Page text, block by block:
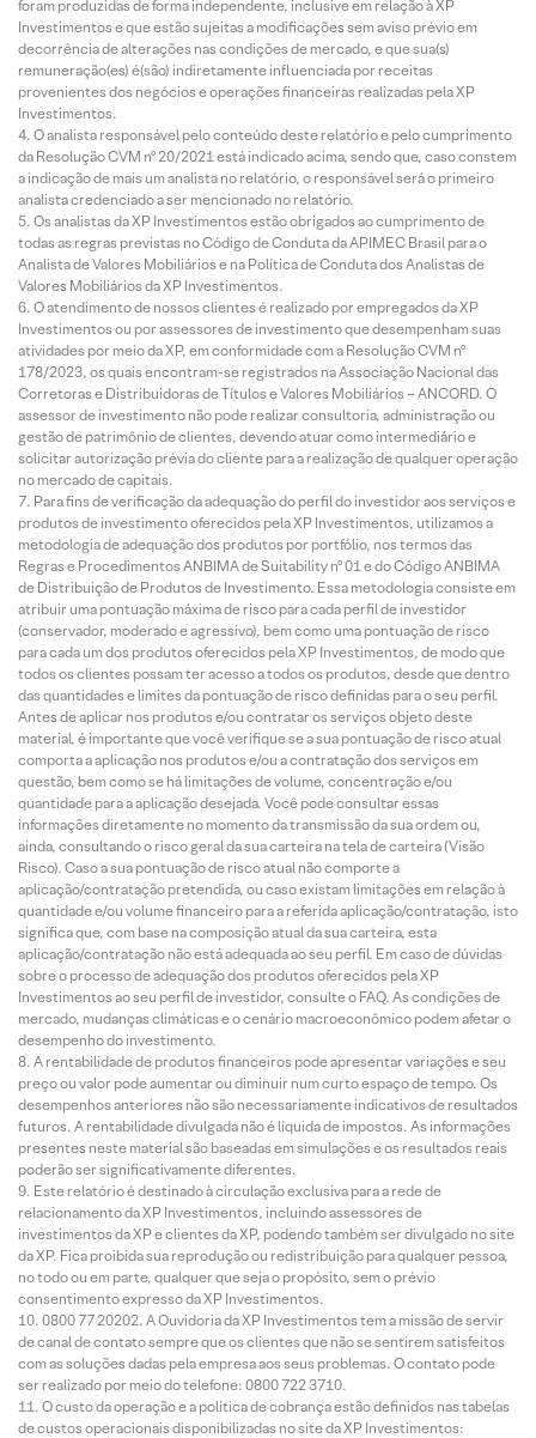
foram produzidas de forma independente, inclusive em relação à XP
Investimentos e que estão sujeitas a modificações sem aviso prévio em
decorrência de alterações nas condições de mercado, e que sua(s)
remuneração(es) é(são) indiretamente influenciada por receitas
provenientes dos negócios e operações financeiras realizadas pela XP
Investimentos.
O analista responsável pelo conteúdo deste relatório e pelo cumprimento
da Resolução CVM nº 20/2021 está indicado acima, sendo que, caso constem
a indicação de mais um analista no relatório, o responsável será o primeiro
analista credenciado a ser mencionado no relatório.
Os analistas da XP Investimentos estão obrigados ao cumprimento de
todas as regras previstas no Código de Conduta da APIMEC Brasil para o
Analista de Valores Mobiliários e na Política de Conduta dos Analistas de
Valores Mobiliários da XP Investimentos.
O atendimento de nossos clientes é realizado por empregados da XP
Investimentos ou por assessores de investimento que desempenham suas
atividades por meio da XP, em conformidade com a Resolução CVM nº
178/2023, os quais encontram-se registrados na Associação Nacional das
Corretoras e Distribuidoras de Títulos e Valores Mobiliários – ANCORD. O
assessor de investimento não pode realizar consultoria, administração ou
gestão de patrimônio de clientes, devendo atuar como intermediário e
solicitar autorização prévia do cliente para a realização de qualquer operação
no mercado de capitais.
Para fins de verificação da adequação do perfil do investidor aos serviços e
produtos de investimento oferecidos pela XP Investimentos, utilizamos a
metodologia de adequação dos produtos por portfólio, nos termos das
Regras e Procedimentos ANBIMA de Suitability nº 01 e do Código ANBIMA
de Distribuição de Produtos de Investimento. Essa metodologia consiste em
atribuir uma pontuação máxima de risco para cada perfil de investidor
(conservador, moderado e agressivo), bem como uma pontuação de risco
para cada um dos produtos oferecidos pela XP Investimentos, de modo que
todos os clientes possam ter acesso a todos os produtos, desde que dentro
das quantidades e limites da pontuação de risco definidas para o seu perfil.
Antes de aplicar nos produtos e/ou contratar os serviços objeto deste
material, é importante que você verifique se a sua pontuação de risco atual
comporta a aplicação nos produtos e/ou a contratação dos serviços em
questão, bem como se há limitações de volume, concentração e/ou
quantidade para a aplicação desejada. Você pode consultar essas
informações diretamente no momento da transmissão da sua ordem ou,
ainda, consultando o risco geral da sua carteira na tela de carteira (Visão
Risco). Caso a sua pontuação de risco atual não comporte a
aplicação/contratação pretendida, ou caso existam limitações em relação à
quantidade e/ou volume financeiro para a referida aplicação/contratação, isto
significa que, com base na composição atual da sua carteira, esta
aplicação/contratação não está adequada ao seu perfil. Em caso de dúvidas
sobre o processo de adequação dos produtos oferecidos pela XP
Investimentos ao seu perfil de investidor, consulte o FAQ. As condições de
mercado, mudanças climáticas e o cenário macroeconômico podem afetar o
desempenho do investimento.
A rentabilidade de produtos financeiros pode apresentar variações e seu
preço ou valor pode aumentar ou diminuir num curto espaço de tempo. Os
desempenhos anteriores não são necessariamente indicativos de resultados
futuros. A rentabilidade divulgada não é líquida de impostos. As informações
presentes neste material são baseadas em simulações e os resultados reais
poderão ser significativamente diferentes.
Este relatório é destinado à circulação exclusiva para a rede de
relacionamento da XP Investimentos, incluindo assessores de
investimentos da XP e clientes da XP, podendo também ser divulgado no site
da XP. Fica proibida sua reprodução ou redistribuição para qualquer pessoa,
no todo ou em parte, qualquer que seja o propósito, sem o prévio
consentimento expresso da XP Investimentos.
0800 77 20202. A Ouvidoria da XP Investimentos tem a missão de servir
de canal de contato sempre que os clientes que não se sentirem satisfeitos
com as soluções dadas pela empresa aos seus problemas. O contato pode
ser realizado por meio do telefone: 0800 722 3710.
O custo da operação e a política de cobrança estão definidos nas tabelas
de custos operacionais disponibilizadas no site da XP Investimentos: